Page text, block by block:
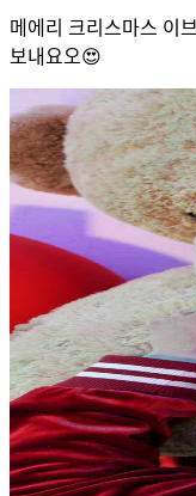
메에리 크리스마스 이
보내요오😍